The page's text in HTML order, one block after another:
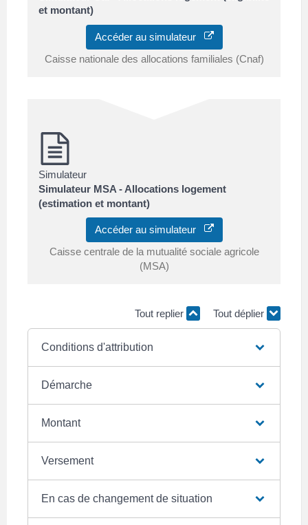
et montant)
Accéder au simulateur
Caisse nationale des allocations familiales (Cnaf)
Simulateur
Simulateur MSA - Allocations logement
(estimation et montant)
Accéder au simulateur
Caisse centrale de la mutualité sociale agricole
(MSA)
Tout replier Tout déplier
Conditions d'attribution
Démarche
Montant
Versement
En cas de changement de situation